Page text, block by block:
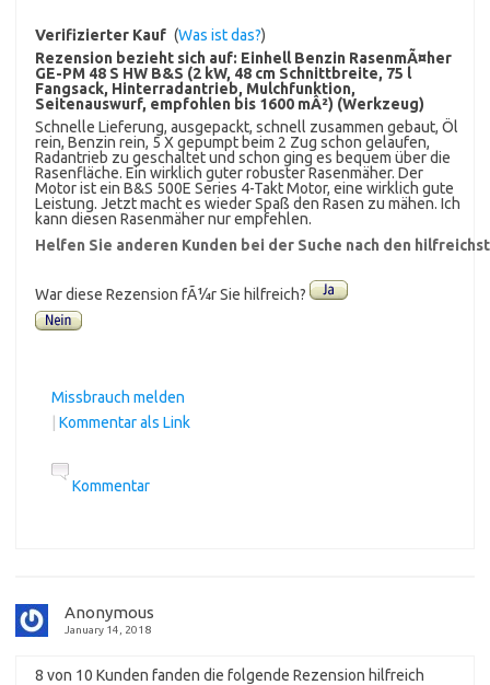
Verifizierter Kauf (Was ist das?)
Rezension bezieht sich auf: Einhell Benzin RasenmÃ¤her
GE-PM 48 S HW B&S (2 kW, 48 cm Schnittbreite, 75 l
Fangsack, Hinterradantrieb, Mulchfunktion,
Seitenauswurf, empfohlen bis 1600 mÂ²) (Werkzeug)
Schnelle Lieferung, ausgepackt, schnell zusammen gebaut, Öl
rein, Benzin rein, 5 X gepumpt beim 2 Zug schon gelaufen,
Radantrieb zu geschaltet und schon ging es bequem über die
Rasenfläche. Ein wirklich guter robuster Rasenmäher. Der
Motor ist ein B&S 500E Series 4-Takt Motor, eine wirklich gute
Leistung. Jetzt macht es wieder Spaß den Rasen zu mähen. Ich
kann diesen Rasenmäher nur empfehlen.
Helfen Sie anderen Kunden bei der Suche nach den
War diese Rezension fÃ¼r Sie hilfreich?
Missbrauch melden
Kommentar als Link
Kommentar
Anonymous
January 14, 2018
8 von 10 Kunden fanden die folgende Rezension hilfreich